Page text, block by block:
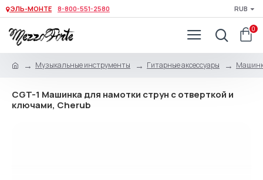
ЭЛЬ-МОНТЕ 8-800-551-2580 RUB
0
Музыкальные инструменты Гитарные аксессуары
CGT-1 Машинка для намотки струн с отверткой и
ключами, Cherub